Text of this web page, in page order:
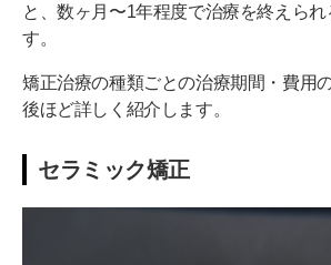
と、数ヶ月〜1年程度で治療を終えられ
す。
矯正治療の種類ごとの治療期間・費用
後ほど詳しく紹介します。
セラミック矯正